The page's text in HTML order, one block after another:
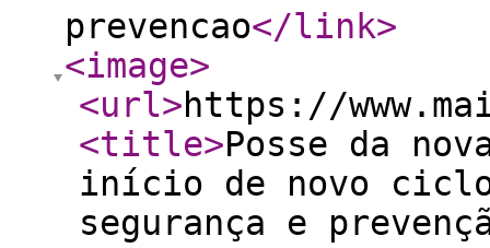
prevencao</link>
<image>
<url>https://
<title>Posse da
início de novo
segurança e